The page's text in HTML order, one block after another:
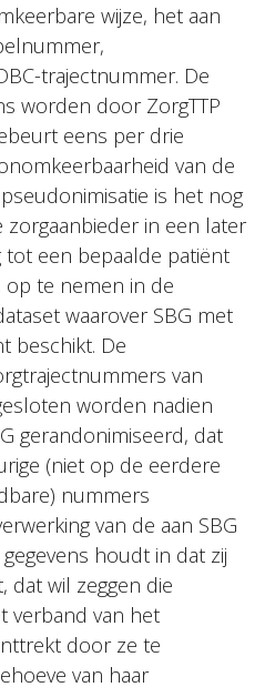
wijze, het aan
trajectnummer. De
worden door ZorgTTP
eens per drie
van de
is het nog
in een later
tot een bepaalde patiënt
op te nemen in de
waarover SBG met
beschikt. De
van
worden nadien
gerandonimiseerd, dat
(niet op de eerdere
nummers
van de aan SBG
houdt in dat zij
dat wil zeggen die
verband van het
door ze te
van haar